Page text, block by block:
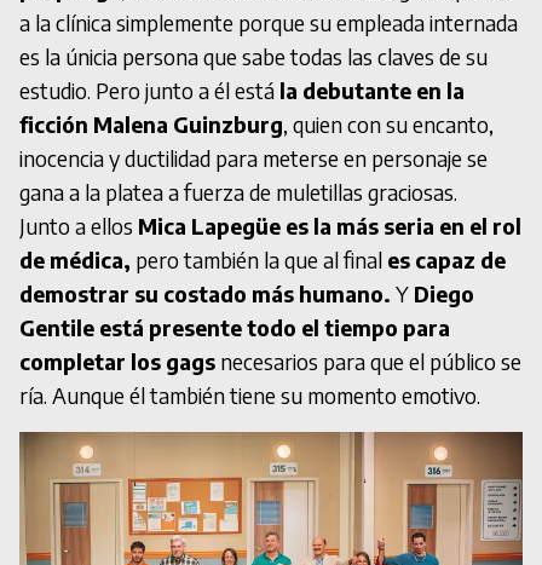
a la clínica simplemente porque su empleada internada
es la únicia persona que sabe todas las claves de su
estudio. Pero junto a él está la debutante en la
ficción Malena Guinzburg, quien con su encanto,
inocencia y ductilidad para meterse en personaje se
gana a la platea a fuerza de muletillas graciosas.
Junto a ellos Mica Lapegüe es la más seria en el rol
de médica, pero también la que al final es capaz de
demostrar su costado más humano. Y Diego
Gentile está presente todo el tiempo para
completar los gags necesarios para que el público se
ría. Aunque él también tiene su momento emotivo.